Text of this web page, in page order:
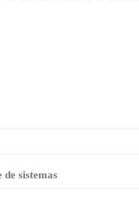
de sistemas